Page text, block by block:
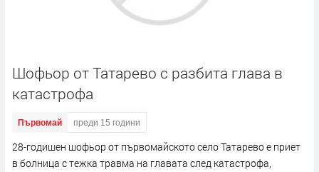
Шофьор от Татарево с разбита глава в
катастрофа
Първомай преди 15 години
28-годишен шофьор от първомайското село Татарево е приет
в болница с тежка травма на главата след катастрофа,